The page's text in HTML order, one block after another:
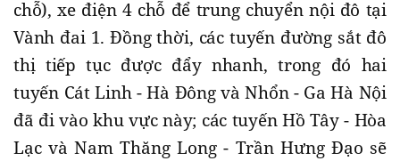
chỗ), xe điện 4 chỗ để trung chuyển nội đô tại
Vành đai 1. Đồng thời, các tuyến đường sắt đô
thị tiếp tục được đẩy nhanh, trong đó hai
tuyến Cát Linh - Hà Đông và Nhổn - Ga Hà Nội
đã đi vào khu vực này; các tuyến Hồ Tây - Hòa
Lạc và Nam Thăng Long - Trần Hưng Đạo sẽ